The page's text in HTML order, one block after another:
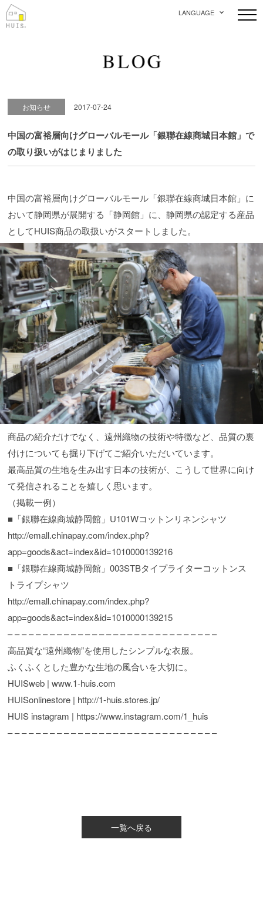
LANGUAGE
お知らせ 2017-07-24
中国の富裕層向けグローバルモール「銀聯在線商城日本館」で
の取り扱いがはじまりました
中国の富裕層向けグローバルモール「銀聯在線商城日本館」に
おいて静岡県が展開する「静岡館」に、静岡県の認定する産品
としてHUIS商品の取扱いがスタートしました。
商品の紹介だけでなく、遠州織物の技術や特徴など、品質の裏
付けについても掘り下げてご紹介いただいています。
最高品質の生地を生み出す日本の技術が、こうして世界に向け
て発信されることを嬉しく思います。
（掲載一例）
■「銀聯在線商城静岡館」U101Wコットンリネンシャツ
http://emall.chinapay.com/index.php?
app=goods&act=index&id=1010000139216
■「銀聯在線商城静岡館」003STBタイプライターコットンス
トライプシャツ
http://emall.chinapay.com/index.php?
app=goods&act=index&id=1010000139215
– – – – – – – – – – – – – – – – – – – – – – – – – – – – – –
高品質な“遠州織物”を使用したシンプルな衣服。
ふくふくとした豊かな生地の風合いを大切に。
HUISweb | www.1-huis.com
HUISonlinestore | http://1-huis.stores.jp/
HUIS instagram | https://www.instagram.com/1_huis
– – – – – – – – – – – – – – – – – – – – – – – – – – – – – –
一覧へ戻る